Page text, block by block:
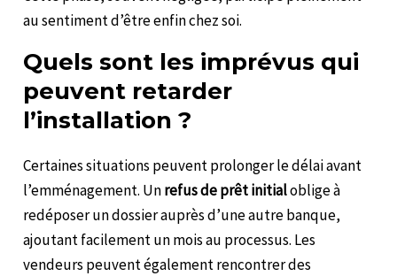
au sentiment d’être enfin chez soi.
Quels sont les imprévus qui
peuvent retarder
l’installation ?
Certaines situations peuvent prolonger le délai avant
l’emménagement. Unrefus de prêt initialoblige à
redéposer un dossier auprès d’une autre banque,
ajoutant facilement un mois au processus. Les
vendeurs peuvent également rencontrer des